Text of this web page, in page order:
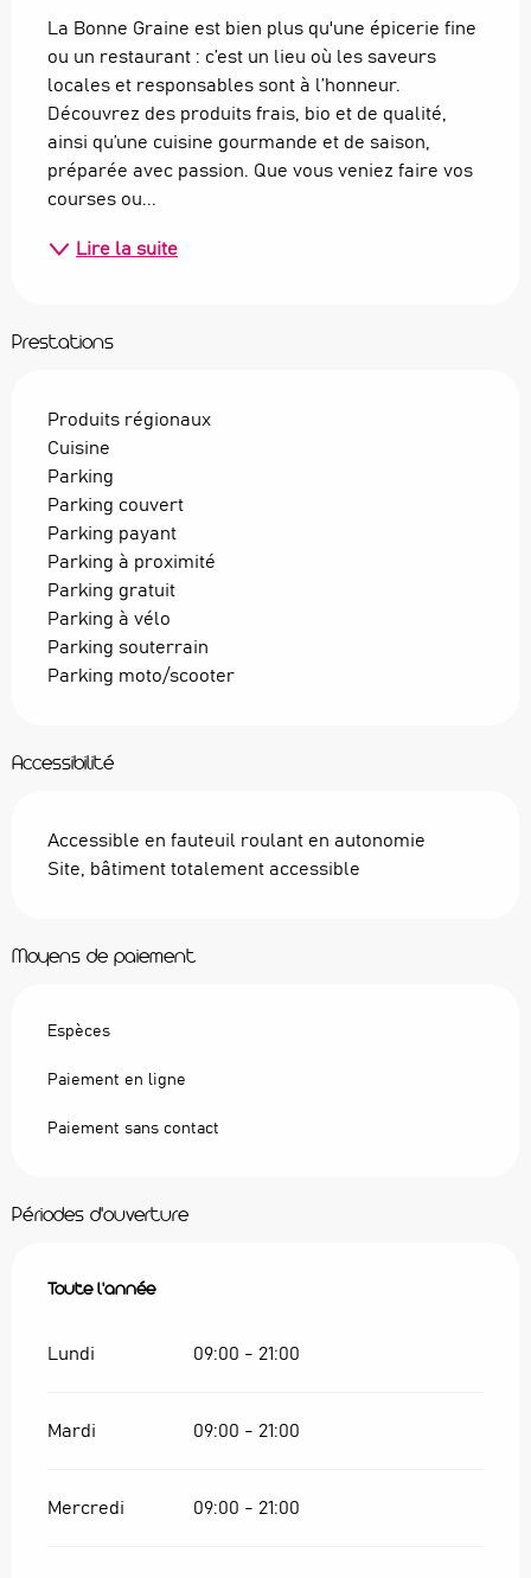
La Bonne Graine est bien plus qu'une épicerie fine
ou un restaurant : c’est un lieu où les saveurs
locales et responsables sont à l’honneur.
Découvrez des produits frais, bio et de qualité,
ainsi qu’une cuisine gourmande et de saison,
préparée avec passion. Que vous veniez faire vos
courses ou...
Lire la suite
Prestations
Produits régionaux
Cuisine
Parking
Parking couvert
Parking payant
Parking à proximité
Parking gratuit
Parking à vélo
Parking souterrain
Parking moto/scooter
Accessibilité
Accessible en fauteuil roulant en autonomie
Site, bâtiment totalement accessible
Moyens de paiement
Espèces
Paiement en ligne
Paiement sans contact
Périodes d'ouverture
Toute l'année
Toute l'année
Lundi 09:00 - 21:00
Mardi 09:00 - 21:00
Mercredi 09:00 - 21:00